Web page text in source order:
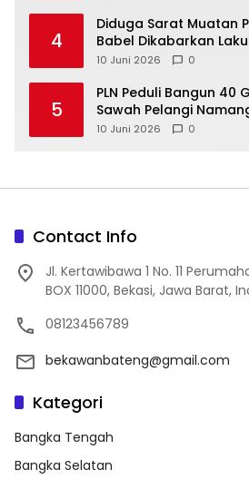
4
‎Diduga Sarat Muatan
Babel Dikabarkan
10 Juni 2026 0
5
‎PLN Peduli Bangun 40
Sawah Pelangi
10 Juni 2026 0
Contact Info
Jl. Kertawibawa 1 No. 11
BOX 11000, Bekasi, Jawa Barat,
08123456789
bekawanbateng@gmail.com
Kategori
Bangka Tengah
Bangka Selatan